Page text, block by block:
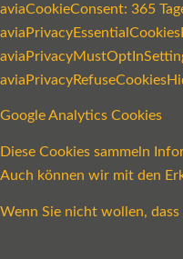
aviaCookieConsent: 365
Google Analytics Cookies
Diese Cookies sammeln
Auch können wir mit den
Wenn Sie nicht wollen,